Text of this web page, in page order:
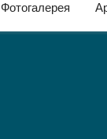
Фотогалерея